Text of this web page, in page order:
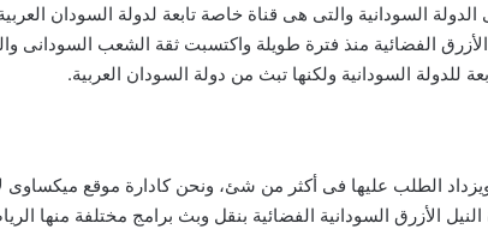
السودانية والتى هى قناة خاصة تابعة لدولة السودان
الفضائية منذ فترة طويلة واكتسبت ثقة الشعب السودانى
للدولة السودانية ولكنها تبث من دولة السودان العربية.
الطلب عليها فى أكثر من شئ، ونحن كادارة موقع ميكساوى
الأزرق السودانية الفضائية بنقل وبث برامج مختلفة منها